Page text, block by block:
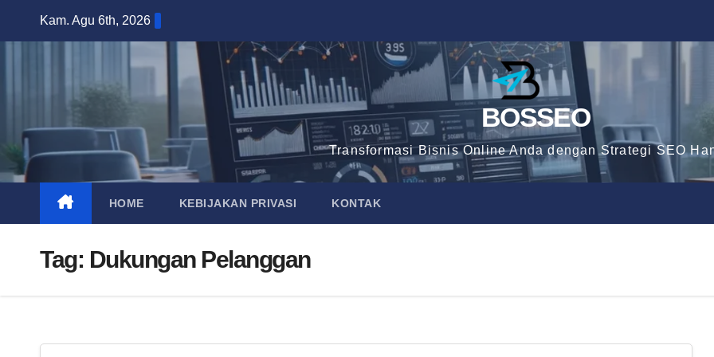
Kam. Agu 6th, 2026
BOSSEO
Transformasi Bisnis Online Anda dengan Strategi SEO
HOME KEBIJAKAN PRIVASI KONTAK
Tag: Dukungan Pelanggan